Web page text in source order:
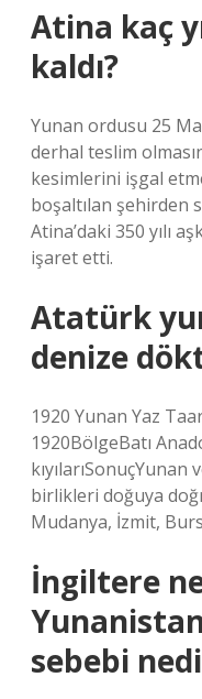
Atina kaç
kaldı?
Yunan ordusu 25
derhal teslim
kesimlerini işgal
boşaltılan şehirden
Atina’daki 350 yılı
işaret etti.
Atatürk
denize
1920 Yunan Yaz
1920BölgeBatı
birlikleri doğuya
Mudanya, İzmit,
İngiltere
sebebi